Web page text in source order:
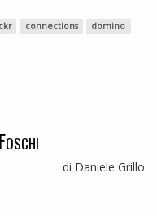
connections
domino
di Daniele Grillo